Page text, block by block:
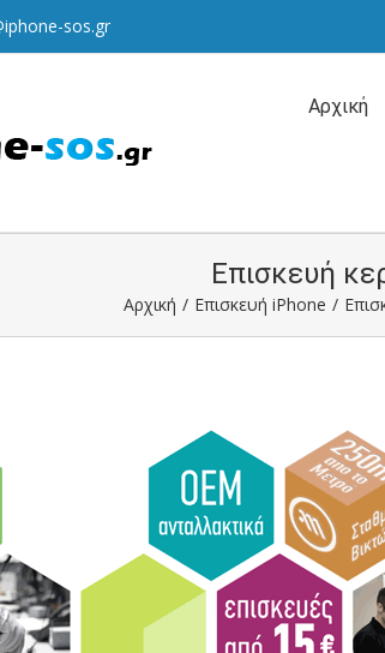
sos.gr
Αρχική
Επισκευή
Αρχική / Επισκευή iPhone /